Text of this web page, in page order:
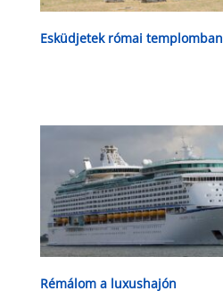
Esküdjetek római templomban
Rémálom a luxushajón